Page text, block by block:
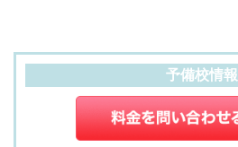
予備校情報